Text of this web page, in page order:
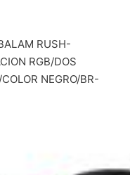
RUSH-
RGB/DOS
NEGRO/BR-